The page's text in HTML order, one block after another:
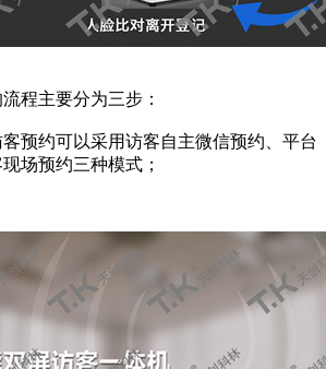
程主要分为三步：
预约可以采用访客自主微信预约、平台
场预约三种模式；